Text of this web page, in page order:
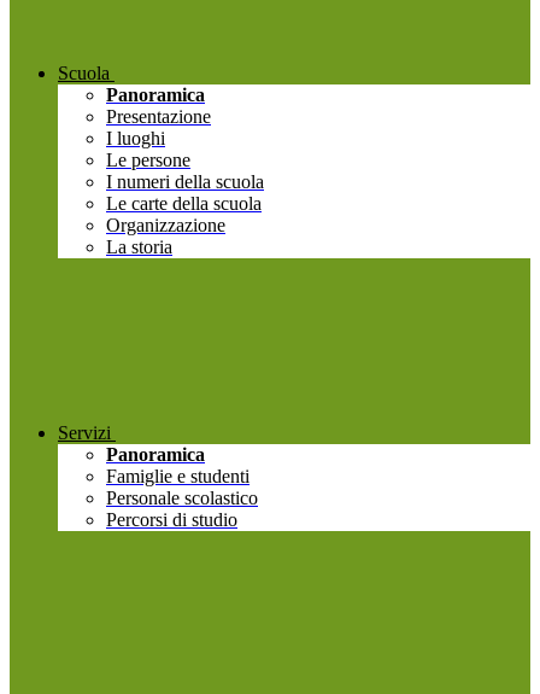
Scuola
Panoramica
Presentazione
I luoghi
Le persone
I numeri della scuola
Le carte della scuola
Organizzazione
La storia
Servizi
Panoramica
Famiglie e studenti
Personale scolastico
Percorsi di studio